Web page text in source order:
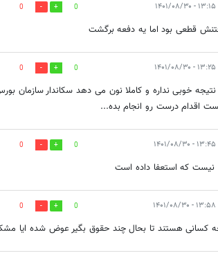
۱۳:۱۵ - ۱۴۰۱/۰۸/۳۰ 0
0
قطعی بود اما یه دفعه برگشت
۱۳:۲۵ - ۱۴۰۱/۰۸/۳۰ 0
0
خوبی نداره و کاملا نون می دهد سکاندار سازمان
اقدام درست رو انجام بده...
۱۳:۴۵ - ۱۴۰۱/۰۸/۳۰ 0
0
نیست که استعفا داده است
۱۳:۵۸ - ۱۴۰۱/۰۸/۳۰ 0
0
هستند تا بحال چند حقوق بگیر عوض شده ایا